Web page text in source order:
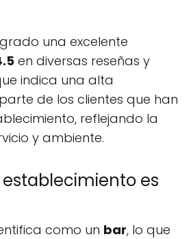
una excelente
en diversas reseñas y
indica una alta
de los clientes que han
reflejando la
y ambiente.
es
como un bar, lo que